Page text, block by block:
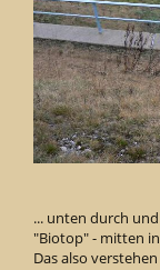
... unten durch
"Biotop" - mitten
Das also